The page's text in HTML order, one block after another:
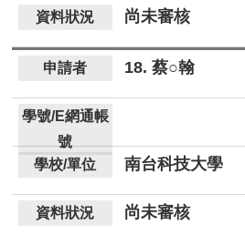
尚未審核
18. 蔡○翰
南台科技大學
尚未審核